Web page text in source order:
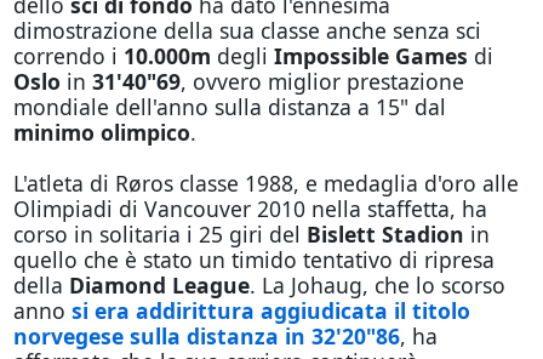
dimostrazione della sua classe anche senza sci
correndo i 10.000m degli Impossible Games di
Oslo in 31'40"69, ovvero miglior prestazione
mondiale dell'anno sulla distanza a 15" dal
minimo olimpico.
L'atleta di Røros classe 1988, e medaglia d'oro alle
Olimpiadi di Vancouver 2010 nella staffetta, ha
corso in solitaria i 25 giri del Bislett Stadion in
quello che è stato un timido tentativo di ripresa
della Diamond League. La Johaug, che lo scorso
anno si era addirittura aggiudicata il titolo
norvegese sulla distanza in 32'20"86, ha